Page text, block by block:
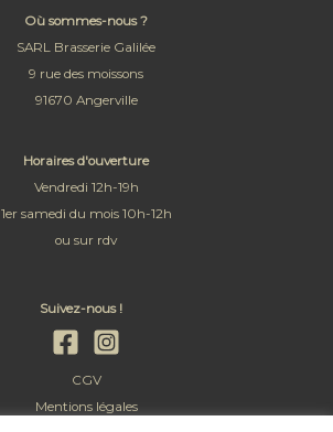
Où sommes-nous ?
SARL Brasserie Galilée
9 rue des moissons
91670 Angerville
Horaires d'ouverture
Vendredi 12h-19h
1er samedi du mois 10h-12h
ou sur rdv
Suivez-nous !
CGV
Mentions légales